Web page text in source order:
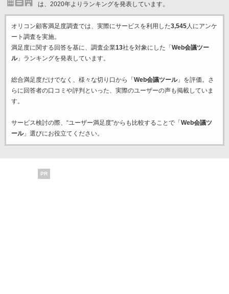
は、2020年よりランキングを発表しています。
オリコン顧客満足度調査では、実際にサービスを利用した3,545人にアンケ
ート調査を実施。
満足度に関する回答を基に、調査企業13社を対象にした「 Web会議ツー
ル」ランキングを発表しています。
総合満足度だけでなく、様々な切り口から「 Web会議ツール」を評価。さ
らに回答者の口コミや評判といった、実際のユーザーの声も掲載していま
す。
サービス検討の際、“ユーザー満足度”からも比較することで「 Web会議ツ
ール」選びにお役立てください。
PR